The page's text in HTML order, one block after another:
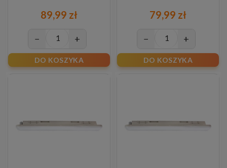
89,99 zł
− +
DO KOSZYKA
79,99 zł
− +
DO KOSZYKA